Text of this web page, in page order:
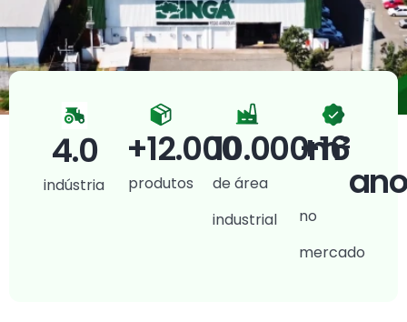
indústria
4.0
produtos
+12.000
de área
industrial
10.000m²
no
mercado
+16